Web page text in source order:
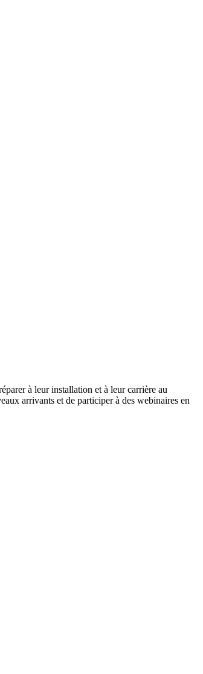
à leur installation et à leur carrière au
arrivants et de participer à des webinaires en